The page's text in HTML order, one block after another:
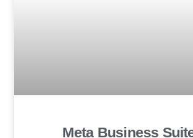
Meta Business